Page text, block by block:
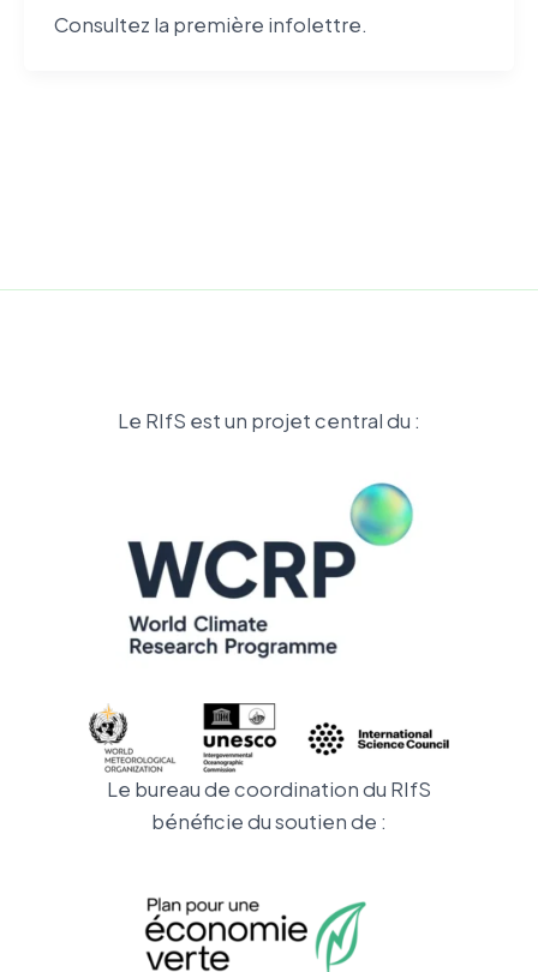
Consultez la première infolettre.
Le RIfS est un projet central du :
Le bureau de coordination du RIfS
bénéficie du soutien de :